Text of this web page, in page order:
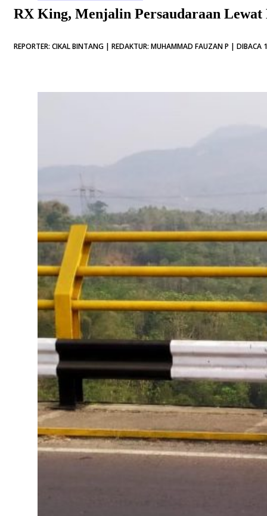
RX King, Menjalin Persaudaraan Lewat
REPORTER: CIKAL BINTANG | REDAKTUR: MUHAMMAD FAUZAN P | DIBACA